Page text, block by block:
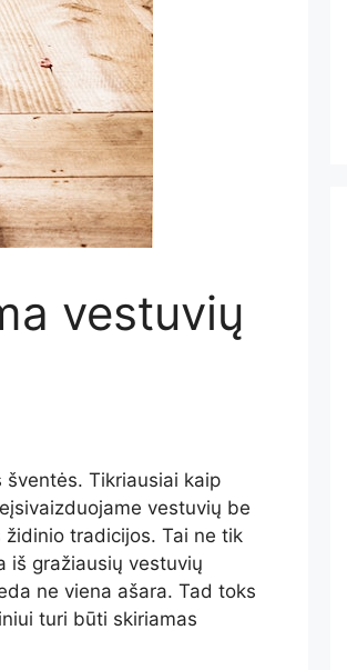
vestuvių
Tikriausiai kaip
vestuvių be
tradicijos. Tai ne tik
iš gražiausių vestuvių
ne viena ašara. Tad toks
turi būti skiriamas